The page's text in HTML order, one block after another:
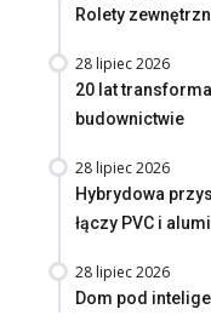
Rolety
28 lipiec 2026
20 lat
budownictwie
28 lipiec 2026
Hybrydowa
łączy PVC i
28 lipiec 2026
Dom pod